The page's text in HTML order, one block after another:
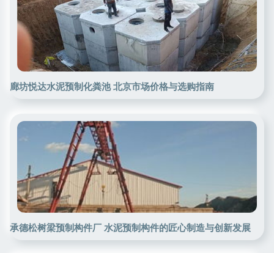
廊坊悦达水泥预制化粪池 北京市场价格与选购指南
承德松树梁预制构件厂 水泥预制构件的匠心制造与创新发展